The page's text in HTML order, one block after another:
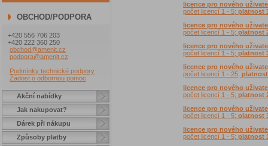
OBCHOD/PODPORA
+420 556 706 203
+420 222 360 250
obchod@amenit.cz
podpora@amenit.cz
Podmínky technické podpory
Žádost o odbornou pomoc
Akční nabídky
Jak nakupovat?
Dárek při nákupu
Způsoby platby
licence pro nového
počet licencí 1 - 5; platnost
licence pro nového
počet licencí 1 - 5; platnost
licence pro nového
počet licencí 1 - 5; platnost
licence pro nového
počet licencí 1 - 25;
licence pro nového
počet licencí 1 - 5; platnost
licence pro nového
počet licencí 1 - 5; platnost
licence pro nového
počet licencí 1 - 5; platnost